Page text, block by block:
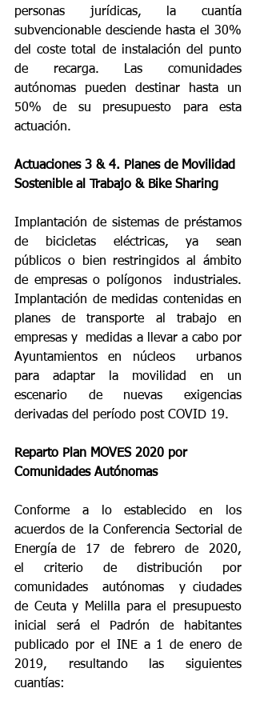
personas jurídicas, la cuantía
subvencionable desciende hasta el 30%
del coste total de instalación del punto
de recarga. Las comunidades
autónomas pueden destinar hasta un
50% de su presupuesto para esta
actuación.
Actuaciones 3 & 4. Planes de Movilidad
Sostenible al Trabajo & Bike Sharing
Implantación de sistemas de préstamos
de bicicletas eléctricas, ya sean
públicos o bien restringidos al ámbito
de empresas o polígonos  industriales.
Implantación de medidas contenidas en
planes de transporte al trabajo en
empresas y  medidas a llevar a cabo por
Ayuntamientos en núcleos  urbanos
para adaptar la movilidad en un
escenario de nuevas exigencias
derivadas del período post COVID 19.
Reparto Plan MOVES 2020 por
Comunidades Autónomas
Conforme a lo establecido en los
acuerdos de la Conferencia Sectorial de
Energía de  17  de  febrero  de  2020,
el  criterio  de  distribución  por
comunidades  autónomas  y ciudades
de Ceuta y Melilla para el presupuesto
inicial será el Padrón de habitantes
publicado por el INE a 1 de enero de
2019, resultando las siguientes
cuantías: